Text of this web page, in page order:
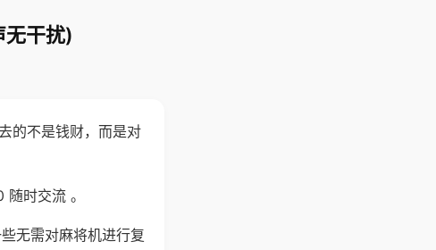
无干扰)
的不是钱财，而是对
时交流 。
无需对麻将机进行复